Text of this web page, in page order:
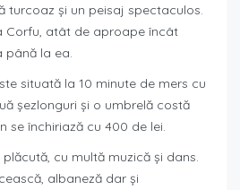
turcoaz și un peisaj spectaculos.
Corfu, atât de aproape încât
până la ea.
situată la 10 minute de mers cu
șezlonguri și o umbrelă costă
se închiriază cu 400 de lei.
cu multă muzică și dans.
albaneză dar și